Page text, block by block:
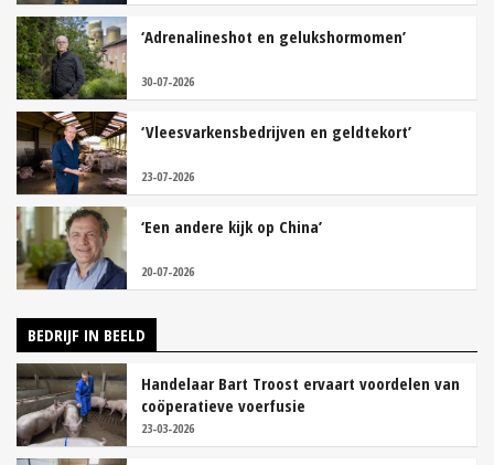
‘Adrenalineshot en gelukshormomen’
30-07-2026
‘Vleesvarkensbedrijven en geldtekort’
23-07-2026
‘Een andere kijk op China’
20-07-2026
BEDRIJF IN BEELD
Handelaar Bart Troost ervaart voordelen van
coöperatieve voerfusie
23-03-2026